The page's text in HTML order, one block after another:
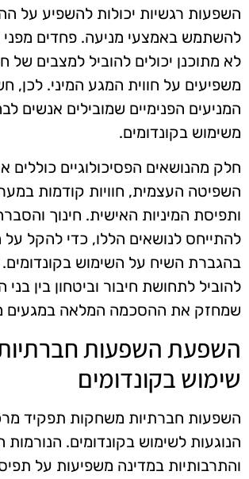
השפעות רגשיות יכולות להשפיע על
להשתמש באמצעי מניעה. פחדים מפני
לא מתוכנן יכולים להוביל למצבים
משפיעים על חווית המגע המיני. לכן,
המניעים הפנימיים שמובילים אנשים
משימוש בקונדומים.
חלק מהנושאים הפסיכולוגיים
השפיטה העצמית, חוויות קודמות
ותפיסת המיניות האישית. חינוך
להתייחס לנושאים הללו, כדי להקל
בהגברת השיח על השימוש בקונדומים.
להוביל לתחושת חיבור וביטחון בין בני
שמחזק את ההסכמה המלאה במגעים
השפעת השפעות
שימוש בקונדומים
השפעות חברתיות משחקות תפקיד
הנוגעות לשימוש בקונדומים. הנורמות
והתרבותיות במדינה משפיעות על